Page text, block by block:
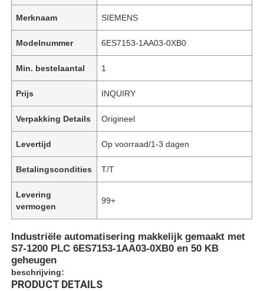
Merknaam SIEMENS
Modelnummer 6ES7153-1AA03-0XB0
Min. bestelaantal 1
Prijs INQUIRY
Verpakking Details Origineel
Levertijd Op voorraad/1-3 dagen
Betalingscondities T/T
Levering
vermogen
99+
Industriële automatisering makkelijk gemaakt met
S7-1200 PLC 6ES7153-1AA03-0XB0 en 50 KB
geheugen
beschrijving:
PRODUCT DETAILS